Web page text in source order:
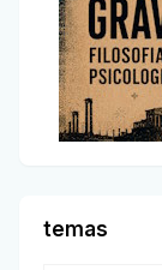
temas